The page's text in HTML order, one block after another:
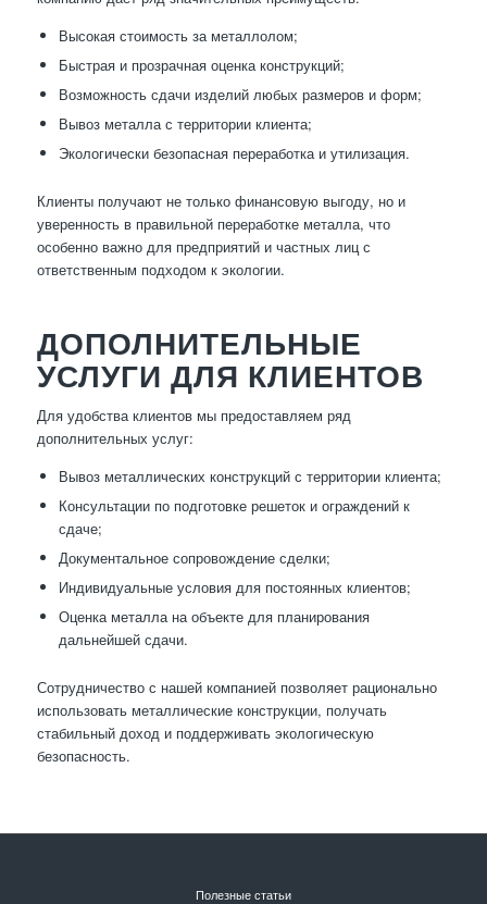
Высокая стоимость за металлолом;
Быстрая и прозрачная оценка конструкций;
Возможность сдачи изделий любых размеров и форм;
Вывоз металла с территории клиента;
Экологически безопасная переработка и утилизация.
Клиенты получают не только финансовую выгоду, но и
уверенность в правильной переработке металла, что
особенно важно для предприятий и частных лиц с
ответственным подходом к экологии.
ДОПОЛНИТЕЛЬНЫЕ
УСЛУГИ ДЛЯ КЛИЕНТОВ
Для удобства клиентов мы предоставляем ряд
дополнительных услуг:
Вывоз металлических конструкций с территории клиента;
Консультации по подготовке решеток и ограждений к
сдаче;
Документальное сопровождение сделки;
Индивидуальные условия для постоянных клиентов;
Оценка металла на объекте для планирования
дальнейшей сдачи.
Сотрудничество с нашей компанией позволяет рационально
использовать металлические конструкции, получать
стабильный доход и поддерживать экологическую
безопасность.
Полезные статьи